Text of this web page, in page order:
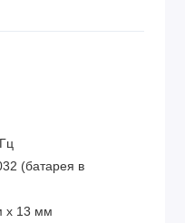
(батарея в
x 13 мм